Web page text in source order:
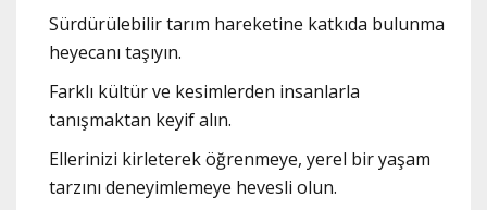
Sürdürülebilir tarım hareketine katkıda bulunma
heyecanı taşıyın.
Farklı kültür ve kesimlerden insanlarla
tanışmaktan keyif alın.
Ellerinizi kirleterek öğrenmeye, yerel bir yaşam
tarzını deneyimlemeye hevesli olun.